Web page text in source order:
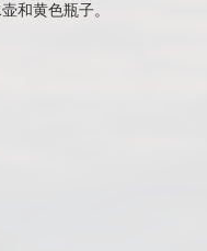
和黄色瓶子。